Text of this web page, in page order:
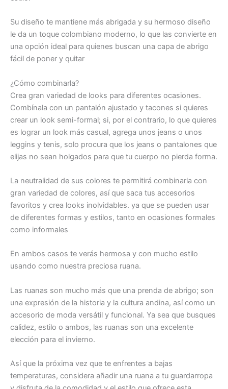
Su diseño te mantiene más abrigada y su hermoso diseño
le da un toque colombiano moderno, lo que las convierte en
una opción ideal para quienes buscan una capa de abrigo
fácil de poner y quitar
¿Cómo combinarla?
Crea gran variedad de looks para diferentes ocasiones.
Combínala con un pantalón ajustado y tacones si quieres
crear un look semi-formal; si, por el contrario, lo que quieres
es lograr un look más casual, agrega unos jeans o unos
leggins y tenis, solo procura que los jeans o pantalones que
elijas no sean holgados para que tu cuerpo no pierda forma.
La neutralidad de sus colores te permitirá combinarla con
gran variedad de colores, así que saca tus accesorios
favoritos y crea looks inolvidables. ya que se pueden usar
de diferentes formas y estilos, tanto en ocasiones formales
como informales
En ambos casos te verás hermosa y con mucho estilo
usando como nuestra preciosa ruana.
Las ruanas son mucho más que una prenda de abrigo; son
una expresión de la historia y la cultura andina, así como un
accesorio de moda versátil y funcional. Ya sea que busques
calidez, estilo o ambos, las ruanas son una excelente
elección para el invierno.
Así que la próxima vez que te enfrentes a bajas
temperaturas, considera añadir una ruana a tu guardarropa